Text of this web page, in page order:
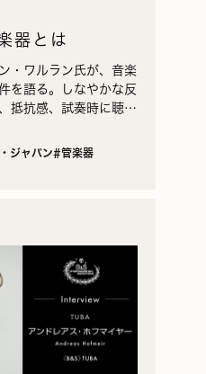
器とは
・ワルラン氏が、音楽
を語る。しなやかな反
抵抗感、試奏時に聴く
バの音と振動への原点
ジャパン#管楽器